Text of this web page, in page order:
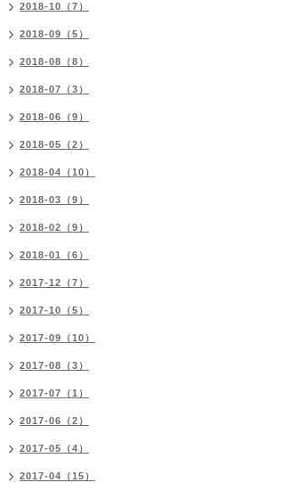
2018-10（7）
2018-09（5）
2018-08（8）
2018-07（3）
2018-06（9）
2018-05（2）
2018-04（10）
2018-03（9）
2018-02（9）
2018-01（6）
2017-12（7）
2017-10（5）
2017-09（10）
2017-08（3）
2017-07（1）
2017-06（2）
2017-05（4）
2017-04（15）